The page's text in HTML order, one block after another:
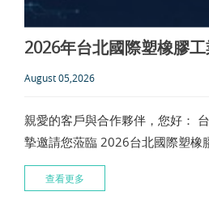
2026年台北國際塑橡膠
August 05,2026
親愛的客戶與合作夥伴，您好：
摯邀請您蒞臨 2026台北國際塑橡
2026） 展出時間：2026年9月15
（六） 每日09:30
查看更多